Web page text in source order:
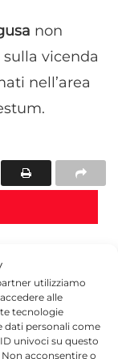
utilizziamo
alle
tecnologie
dati personali come
univoci su questo
acconsentire o
non
vicenda
nell’area